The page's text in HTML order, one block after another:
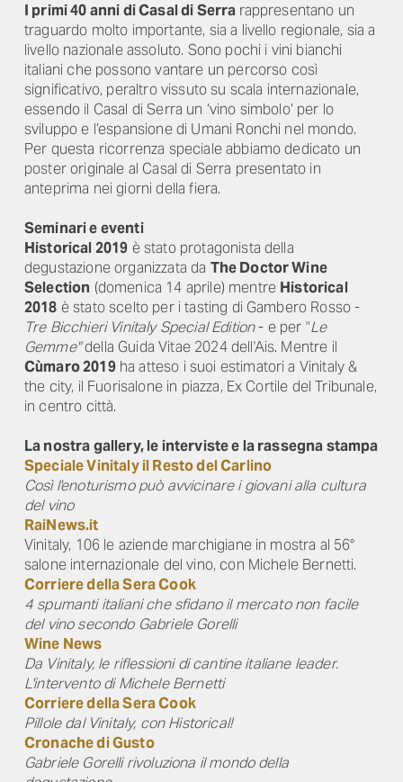
I primi 40 anni di Casal di Serra rappresentano un
traguardo molto importante, sia a livello regionale, sia a
livello nazionale assoluto. Sono pochi i vini bianchi
italiani che possono vantare un percorso così
significativo, peraltro vissuto su scala internazionale,
essendo il Casal di Serra un ‘vino simbolo’ per lo
sviluppo e l’espansione di Umani Ronchi nel mondo.
Per questa ricorrenza speciale abbiamo dedicato un
poster originale al Casal di Serra presentato in
anteprima nei giorni della fiera.
Seminari e eventi
Historical 2019 è stato protagonista della
degustazione organizzata da The Doctor Wine
Selection (domenica 14 aprile) mentre Historical
2018 è stato scelto per i tasting di Gambero Rosso -
Tre Bicchieri Vinitaly Special Edition- e per "Le
Gemme"della Guida Vitae 2024 dell'Ais. Mentre il
Cùmaro 2019ha atteso i suoi estimatori a Vinitaly &
the city, il Fuorisalone in piazza, Ex Cortile del Tribunale,
in centro città.
La nostra gallery, le interviste e la rassegna stampa
Speciale Vinitaly il Resto del Carlino
Così l'enoturismo può avvicinare i giovani alla cultura
del vino
RaiNews.it
Vinitaly, 106 le aziende marchigiane in mostra al 56°
salone internazionale del vino, con Michele Bernetti.
Corriere della Sera Cook
4 spumanti italiani che sfidano il mercato non facile
del vino secondo Gabriele Gorelli
Wine News
Da Vinitaly, le riflessioni di cantine italiane leader.
L'intervento di Michele Bernetti
Corriere della Sera Cook
Pillole dal Vinitaly, con Historical!
Cronache di Gusto
Gabriele Gorelli rivoluziona il mondo della